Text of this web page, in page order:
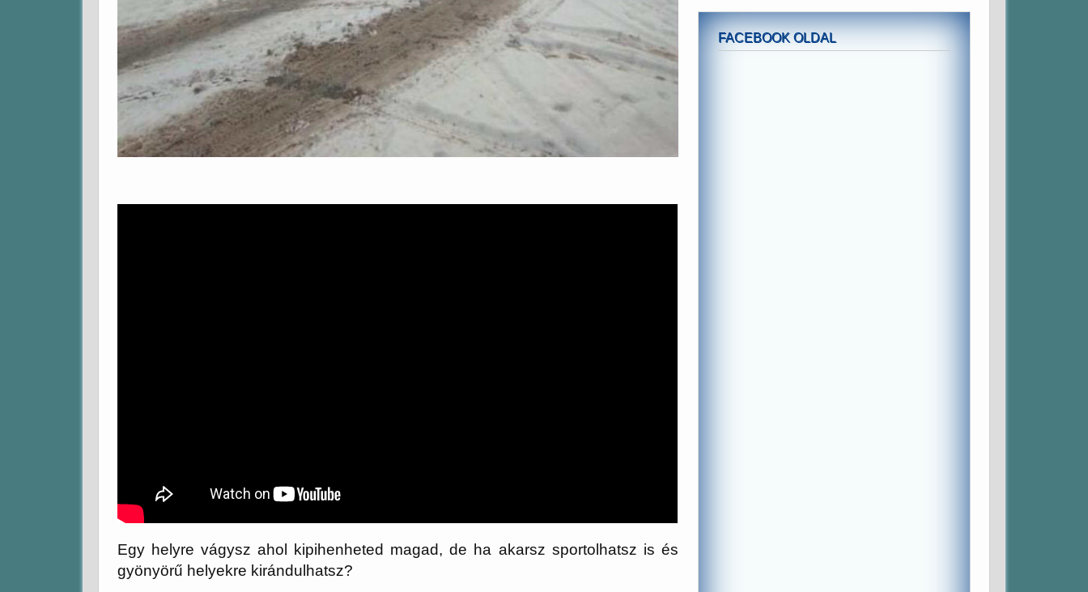
Egy helyre vágysz ahol kipihenheted magad, de ha akarsz sportolhatsz is és
gyönyörű helyekre kirándulhatsz?
FACEBOOK OLDAL